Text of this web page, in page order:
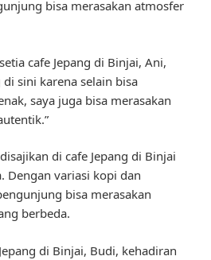
bisa merasakan atmosfer
cafe Jepang di Binjai, Ani,
di sini karena selain bisa
saya juga bisa merasakan
di cafe Jepang di Binjai
Dengan variasi kopi dan
bisa merasakan
berbeda.
di Binjai, Budi, kehadiran